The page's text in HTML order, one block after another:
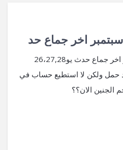
أخر دورة كانت 16 سبتمبر و اخر جماع حدث يو26،27,28
حمل ولكن لا استطيع حساب في
الجنين الان؟؟